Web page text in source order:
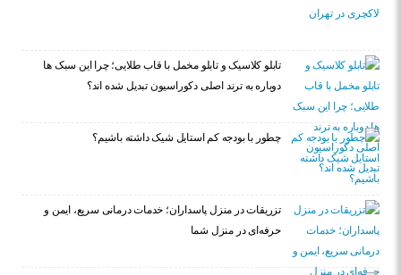
تابلو کلاسیک و تابلو مخمل با قاب طلایی؛ چرا این سبک ها
دوباره به ترند اصلی دکوراسیون تبدیل شده اند؟
چطور با بودجه کم استایل شیک داشته باشیم؟
تزریقات در منزل پاسداران؛ خدمات درمانی سریع، ایمن و
حرفه‌ای در منزل شما